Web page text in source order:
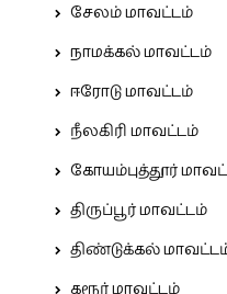
சேலம் மாவட்டம்
நாமக்கல் மாவட்டம்
ஈரோடு மாவட்டம்
நீலகிரி மாவட்டம்
கோயம்புத்தூர்
திருப்பூர் மாவட்டம்
திண்டுக்கல்